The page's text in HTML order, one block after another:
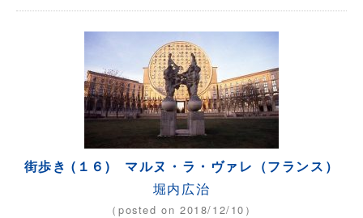
街歩き (１６) マルヌ・ラ・ヴァレ（フランス）
堀内広治
（posted on 2018/12/10）